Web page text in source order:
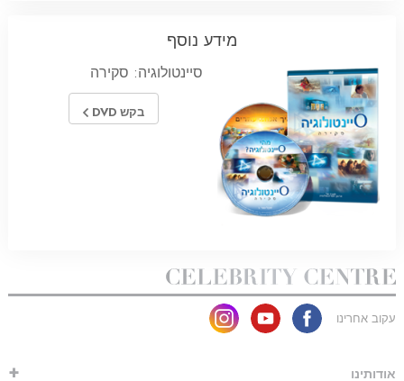
מידע נוסף
סיינטולוגיה: סקירה
בקש DVD
עקוב אחרינו
אודותינו